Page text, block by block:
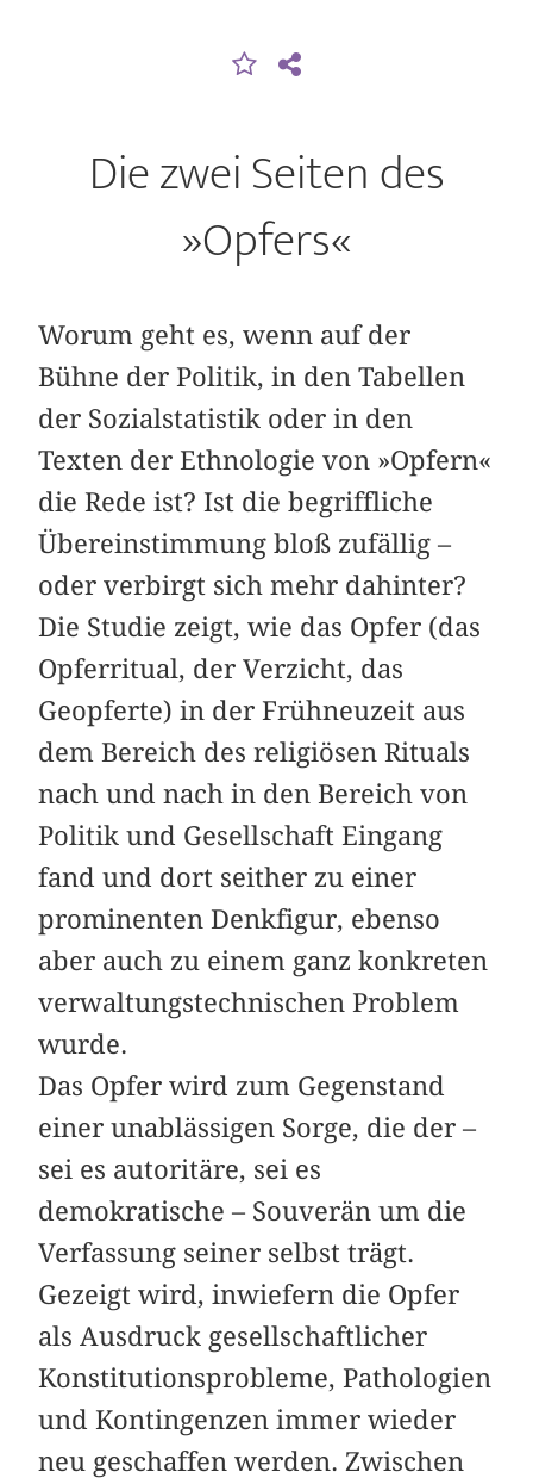
Die zwei Seiten des
»Opfers«
Worum geht es, wenn auf der
Bühne der Politik, in den Tabellen
der Sozialstatistik oder in den
Texten der Ethnologie von »Opfern«
die Rede ist? Ist die begriffliche
Übereinstimmung bloß zufällig –
oder verbirgt sich mehr dahinter?
Die Studie zeigt, wie das Opfer (das
Opferritual, der Verzicht, das
Geopferte) in der Frühneuzeit aus
dem Bereich des religiösen Rituals
nach und nach in den Bereich von
Politik und Gesellschaft Eingang
fand und dort seither zu einer
prominenten Denkfigur, ebenso
aber auch zu einem ganz konkreten
verwaltungstechnischen Problem
wurde.
Das Opfer wird zum Gegenstand
einer unablässigen Sorge, die der –
sei es autoritäre, sei es
demokratische – Souverän um die
Verfassung seiner selbst trägt.
Gezeigt wird, inwiefern die Opfer
als Ausdruck gesellschaftlicher
Konstitutionsprobleme, Pathologien
und Kontingenzen immer wieder
neu geschaffen werden. Zwischen